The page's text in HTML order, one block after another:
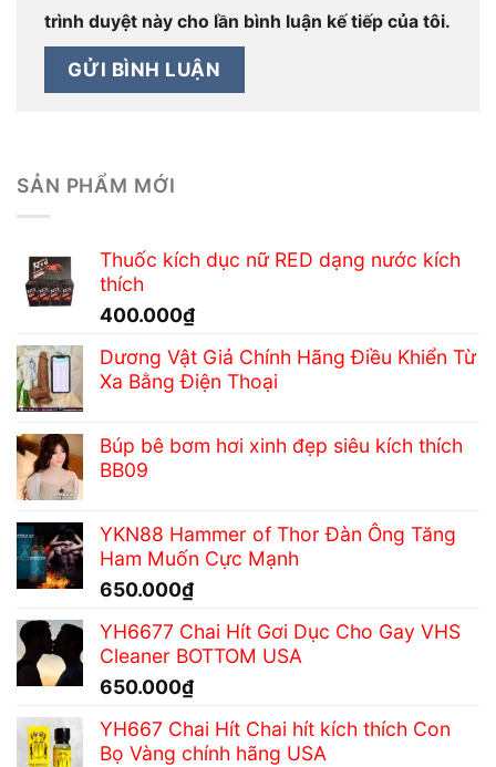
trình duyệt này cho lần bình luận kế tiếp của tôi.
SẢN PHẨM MỚI
Thuốc kích dục nữ RED dạng nước kích
thích
400.000₫
Dương Vật Giả Chính Hãng Điều Khiển Từ
Xa Bằng Điện Thoại
Búp bê bơm hơi xinh đẹp siêu kích thích
BB09
YKN88 Hammer of Thor Đàn Ông Tăng
Ham Muốn Cực Mạnh
650.000₫
YH6677 Chai Hít Gơi Dục Cho Gay VHS
Cleaner BOTTOM USA
650.000₫
YH667 Chai Hít Chai hít kích thích Con
Bọ Vàng chính hãng USA